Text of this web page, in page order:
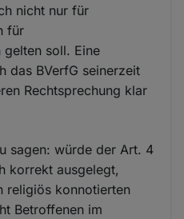
nicht nur für
für
gelten soll. Eine
das BVerfG seinerzeit
Rechtsprechung klar
sagen: würde der Art. 4
korrekt ausgelegt,
religiös konnotierten
Betroffenen im